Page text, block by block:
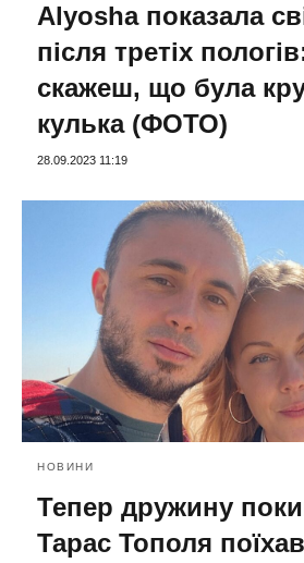
Alyosha показала
після третіх
скажеш, що була
кулька (ФОТО)
28.09.2023 11:19
НОВИНИ
Тепер дружину
Тарас Тополя поїхав